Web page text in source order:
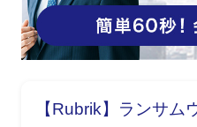
【Rubrik】ランサム